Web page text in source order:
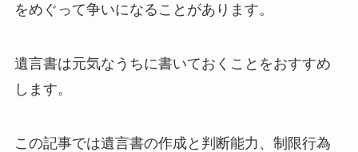
をめぐって争いになることがあります。
遺言書は元気なうちに書いておくことをおすすめ
します。
この記事では遺言書の作成と判断能力、制限行為